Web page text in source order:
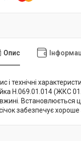
Опис
і технічні
Н.069.01.014 (ЖКС
Встановлюється
забезпечує